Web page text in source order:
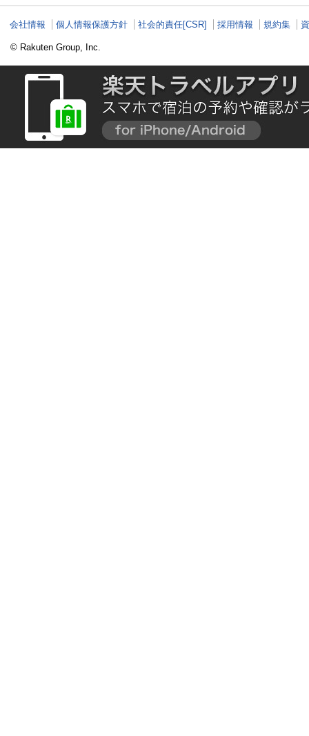
会社情報 個人情報保護方針 社会的責任[CSR] 採用情報 規約集
© Rakuten Group, Inc.